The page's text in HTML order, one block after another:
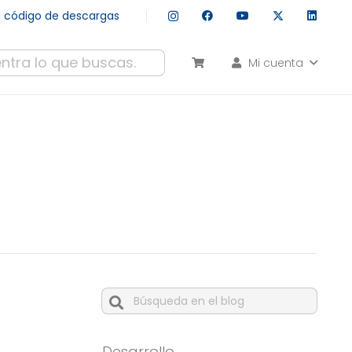
código de descargas
Mi cuenta